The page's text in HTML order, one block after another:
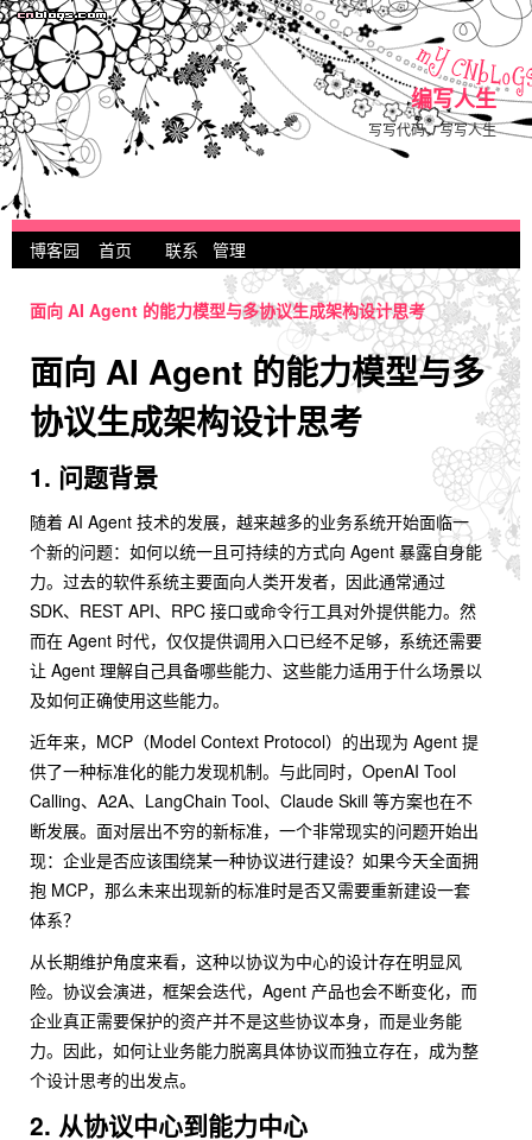
编写人生
写写代码，写写人生
博客园 首页 联系 管理
面向 AI Agent 的能力模型与多协议生成架构设计思考
面向 AI Agent 的能力模型与多
协议生成架构设计思考
1. 问题背景
随着 AI Agent 技术的发展，越来越多的业务系统开始面临一
个新的问题：如何以统一且可持续的方式向 Agent 暴露自身能
力。过去的软件系统主要面向人类开发者，因此通常通过
SDK、REST API、RPC 接口或命令行工具对外提供能力。然
而在 Agent 时代，仅仅提供调用入口已经不足够，系统还需要
让 Agent 理解自己具备哪些能力、这些能力适用于什么场景以
及如何正确使用这些能力。
近年来，MCP（Model Context Protocol）的出现为 Agent 提
供了一种标准化的能力发现机制。与此同时，OpenAI Tool
Calling、A2A、LangChain Tool、Claude Skill 等方案也在不
断发展。面对层出不穷的新标准，一个非常现实的问题开始出
现：企业是否应该围绕某一种协议进行建设？如果今天全面拥
抱 MCP，那么未来出现新的标准时是否又需要重新建设一套
体系？
从长期维护角度来看，这种以协议为中心的设计存在明显风
险。协议会演进，框架会迭代，Agent 产品也会不断变化，而
企业真正需要保护的资产并不是这些协议本身，而是业务能
力。因此，如何让业务能力脱离具体协议而独立存在，成为整
个设计思考的出发点。
2. 从协议中心到能力中心